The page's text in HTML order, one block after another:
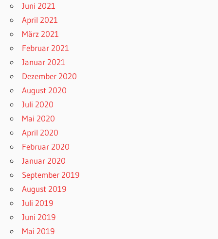
Juni 2021
April 2021
März 2021
Februar 2021
Januar 2021
Dezember 2020
August 2020
Juli 2020
Mai 2020
April 2020
Februar 2020
Januar 2020
September 2019
August 2019
Juli 2019
Juni 2019
Mai 2019